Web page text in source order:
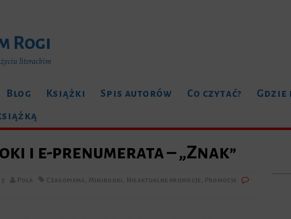
Rogi
literackim
Blog Książki Spis autorów Co czytać?
Gdzie
i e-prenumerata – „Znak”